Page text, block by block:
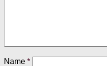
Name *